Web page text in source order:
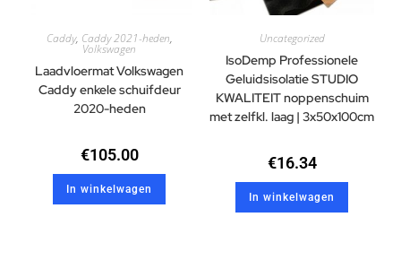
Caddy, Caddy 2021-heden,
Volkswagen
Laadvloermat Volkswagen
Caddy enkele schuifdeur
2020-heden
€105.00
In winkelwagen
Uncategorized
IsoDemp Professionele
Geluidsisolatie STUDIO
KWALITEIT noppenschuim
met zelfkl. laag | 3x50x100cm
€16.34
In winkelwagen